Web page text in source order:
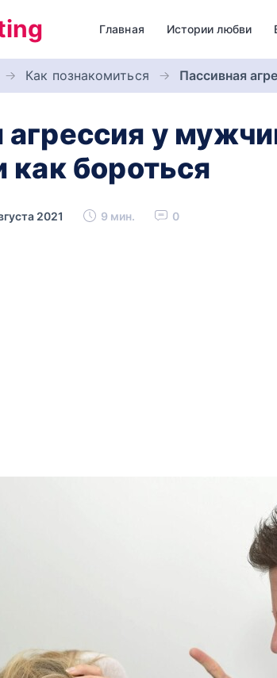
Главная Истории любви
Как познакомиться Пассивная‌
‌агрессия‌ ‌у‌
‌как‌ ‌бороться‌
2021 9 мин. 0